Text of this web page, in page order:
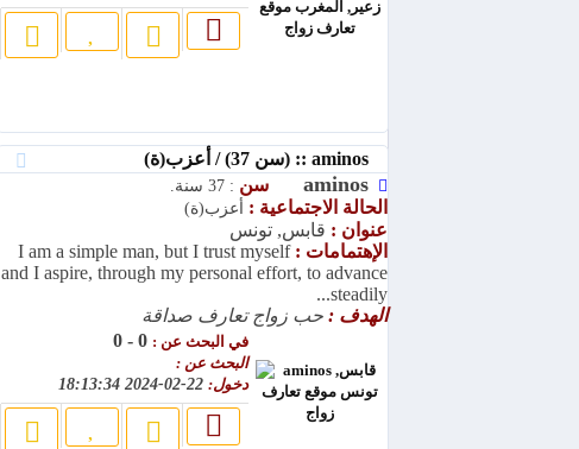
aminos سن : 37 سنة.
الحالة الاجتماعية : أعزب(ة)
عنوان : قابس, تونس
الإهتمامات :I am a simple man, but I trust myself
and I aspire, through my personal effort, to advance
steadily...
الهدف : حب زواج تعارف صداقة
في البحث عن :
البحث عن :
دخول: